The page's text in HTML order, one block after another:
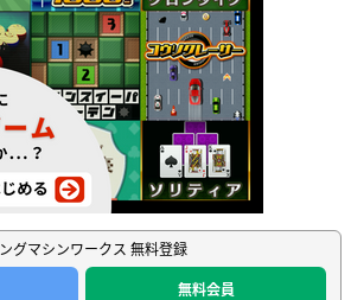
グマシンワークス 無料登録
無料会員